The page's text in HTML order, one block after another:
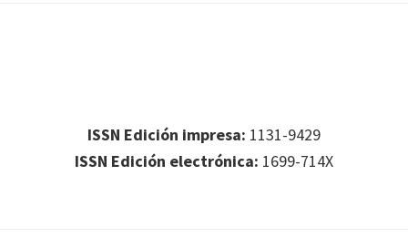
ISSN Edición impresa: 1131-9429
ISSN Edición electrónica: 1699-714X